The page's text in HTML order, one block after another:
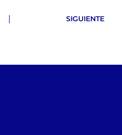
SIGUIENTE